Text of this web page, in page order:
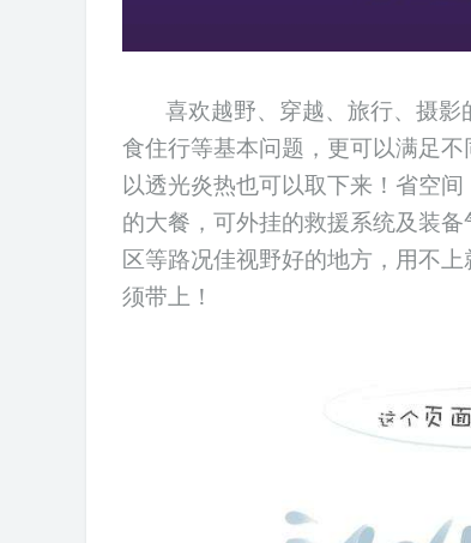
喜欢越野、穿越、旅行、摄影
食住行等基本问题，更可以满足
以透光炎热也可以取下来 ！ 省空间
的大餐 ，可外挂的救援系统及装
区等路况佳视野好的地方，用不
须带上 ！